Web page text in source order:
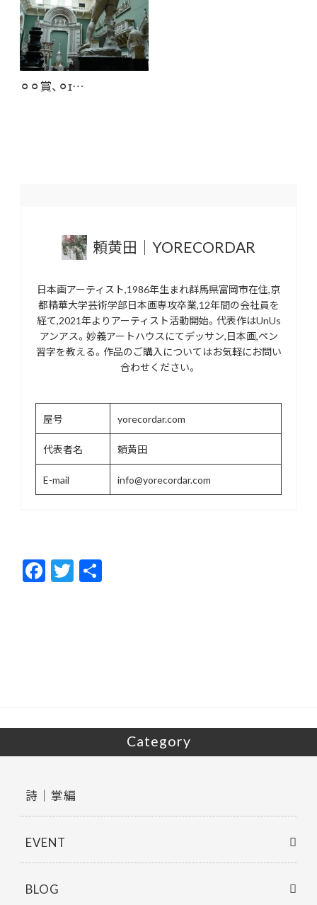
⚪︎⚪︎賞、⚪︎ɪ…
頼黄田｜YORECORDAR
日本画アーティスト,1986年生まれ群馬県富岡市在住,京
都精華大学芸術学部日本画専攻卒業,12年間の会社員を
経て,2021年よりアーティスト活動開始。代表作はUnUs
アンアス。妙義アートハウスにてデッサン,日本画,ペン
習字を教える。作品のご購入についてはお気軽にお問い
合わせください。
屋号 yorecordar.com
代表者名 頼黄田
E-mail info@yorecordar.com
F
ac
T
w
Category
詩｜掌編
EVENT
BLOG